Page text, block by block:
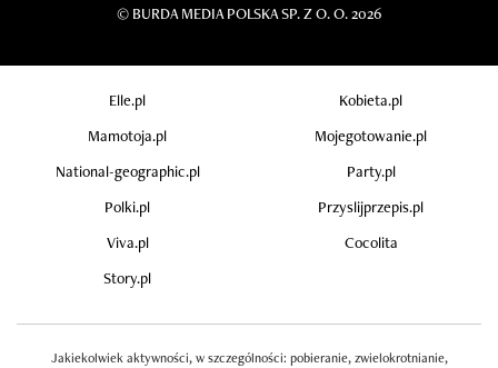
© BURDA MEDIA POLSKA SP. Z O. O. 2026
Elle.pl
Kobieta.pl
Mamotoja.pl
Mojegotowanie.pl
National-geographic.pl
Party.pl
Polki.pl
Przyslijprzepis.pl
Viva.pl
Cocolita
Story.pl
Jakiekolwiek aktywności, w szczególności: pobieranie, zwielokrotnianie,